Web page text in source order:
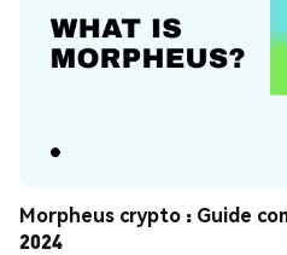
Morpheus crypto : Guide
2024